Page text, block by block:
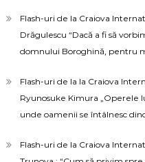
Flash-uri de la Craiova
Drăgulescu “Dacă a fi să
domnului Boroghină, pentru
Flash-uri de la la Craiova
Ryunosuke Kimura „Operele
unde oamenii se întâlnesc
Flash-uri de la Craiova